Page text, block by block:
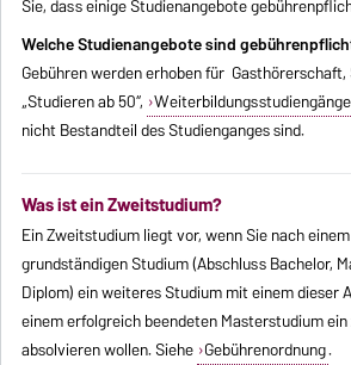
Sie, dass einige Studienangebote
Welche Studienangebote sind
Gebühren werden erhoben für
„Studieren ab 50“, Weiterbildungsstudiengänge
nicht Bestandteil des Studienganges sind.
Was ist ein Zweitstudium?
Ein Zweitstudium liegt vor, wenn Sie nach
grundständigen Studium (Abschluss Bachelor,
Diplom) ein weiteres Studium mit einem dieser
einem erfolgreich beendeten Masterstudium
absolvieren wollen. Siehe Gebührenordnung.